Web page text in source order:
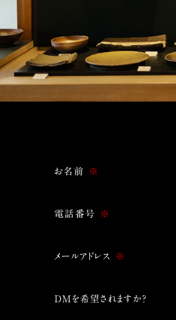
お名前 ※
電話番号 ※
メールアドレス ※
DMを希望されますか？